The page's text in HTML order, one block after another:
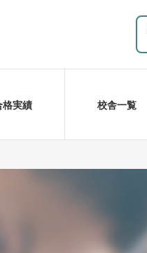
格実績 校舎一覧